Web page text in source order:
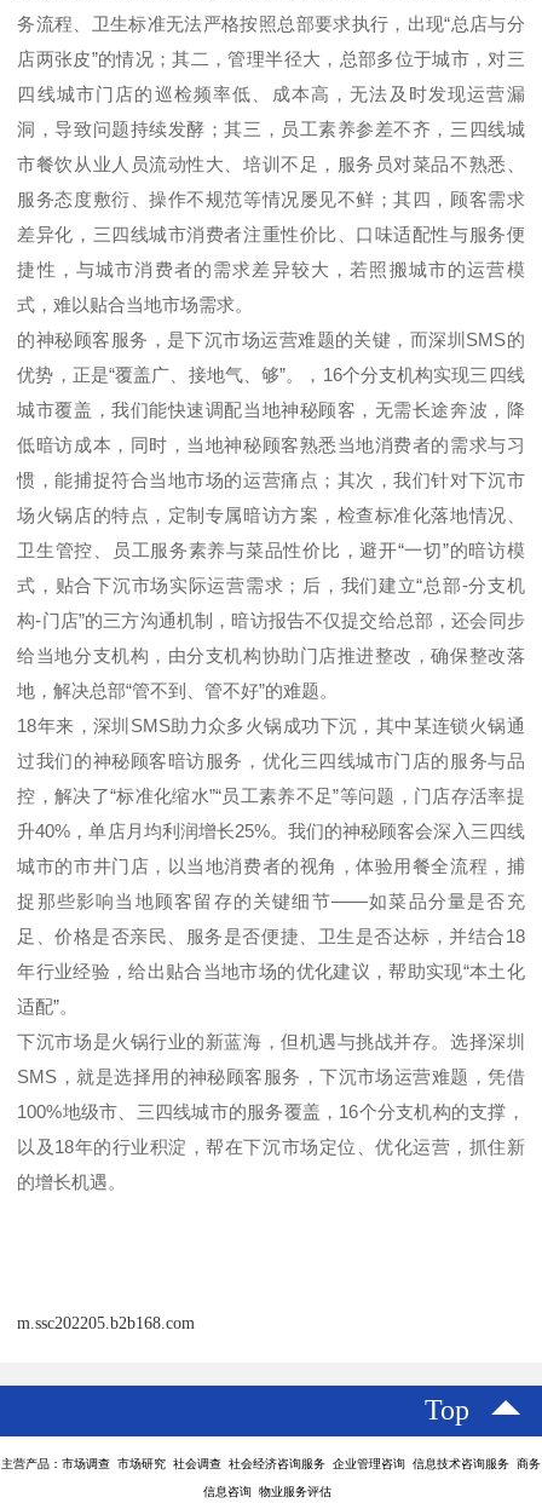
务流程、卫生标准无法严格按照总部要求执行，出现“总店与分
店两张皮”的情况；其二，管理半径大，总部多位于城市，对三
四线城市门店的巡检频率低、成本高，无法及时发现运营漏
洞，导致问题持续发酵；其三，员工素养参差不齐，三四线城
市餐饮从业人员流动性大、培训不足，服务员对菜品不熟悉、
服务态度敷衍、操作不规范等情况屡见不鲜；其四，顾客需求
差异化，三四线城市消费者注重性价比、口味适配性与服务便
捷性，与城市消费者的需求差异较大，若照搬城市的运营模
式，难以贴合当地市场需求。
的神秘顾客服务，是下沉市场运营难题的关键，而深圳 SMS的
优势，正是“覆盖广、接地气、够”。， 16个分支机构实现三四线
城市覆盖，我们能快速调配当地神秘顾客，无需长途奔波，降
低暗访成本，同时，当地神秘顾客熟悉当地消费者的需求与习
惯，能捕捉符合当地市场的运营痛点；其次，我们针对下沉市
场火锅店的特点，定制专属暗访方案，检查标准化落地情况、
卫生管控、员工服务素养与菜品性价比，避开“一切”的暗访模
式，贴合下沉市场实际运营需求；后，我们建立“总部-分支机
构-门店”的三方沟通机制，暗访报告不仅提交给总部，还会同步
给当地分支机构，由分支机构协助门店推进整改，确保整改落
地，解决总部“管不到、管不好”的难题。
18年来，深圳 SMS助力众多火锅成功下沉，其中某连锁火锅通
过我们的神秘顾客暗访服务，优化三四线城市门店的服务与品
控，解决了“标准化缩水”“员工素养不足”等问题，门店存活率提
升40% ，单店月均利润增长25%。我们的神秘顾客会深入三四线
城市的市井门店，以当地消费者的视角，体验用餐全流程，捕
捉那些影响当地顾客留存的关键细节——如菜品分量是否充
足、价格是否亲民、服务是否便捷、卫生是否达标，并结合18
年行业经验，给出贴合当地市场的优化建议，帮助实现“本土化
适配”。
下沉市场是火锅行业的新蓝海，但机遇与挑战并存。选择深圳
SMS ，就是选择用的神秘顾客服务，下沉市场运营难题，凭借
100%地级市、 三四线城市的服务覆盖， 16个分支机构的支撑，
以及 18年的行业积淀，帮在下沉市场定位、优化运营，抓住新
的增长机遇。
m.ssc202205.b2b168.com
Top
主营产品：市场调查 市场研究 社会调查 社会经济咨询服务 企业管理咨询 信息技术咨询服务 商务
信息咨询 物业服务评估